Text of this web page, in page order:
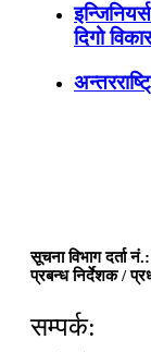
दिगो
सूचना विभाग दर्ता नं.:
प्रबन्ध निर्देशक /
सम्पर्क: